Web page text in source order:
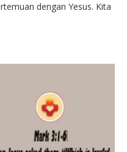
dengan Yesus. Kita
pertobatan.